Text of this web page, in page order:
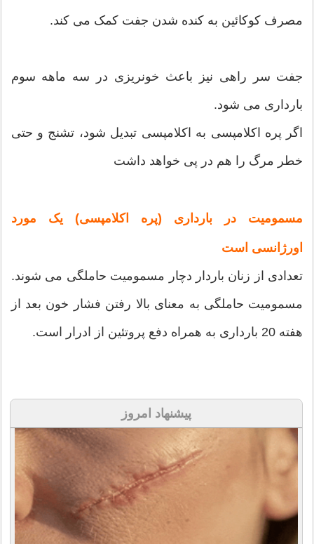
مصرف کوکائین به کنده شدن جفت کمک می کند.
جفت سر راهی نیز باعث خونریزی در سه ماهه سوم
بارداری می شود.
اگر پره اکلامپسی به اکلامپسی تبدیل شود، تشنج و حتی
خطر مرگ را هم در پی خواهد داشت
مسمومیت در بارداری (پره اکلامپسی) یک مورد
اورژانسی است
تعدادی از زنان باردار دچار مسمومیت حاملگی می شوند.
مسمومیت حاملگی به معنای بالا رفتن فشار خون بعد از
هفته 20 بارداری به همراه دفع پروتئین از ادرار است.
پیشنهاد امروز